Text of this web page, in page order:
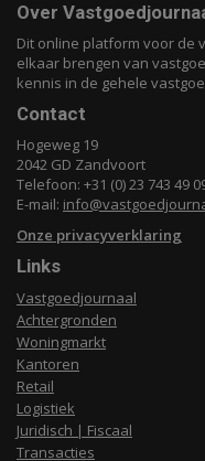
Over
Dit online platform voor de
elkaar brengen van
kennis in de gehele
Contact
Hogeweg 19
2042 GD Zandvoort
Telefoon: +31 (0) 23 743 49
E-mail:
Onze privacyverklaring
Links
Vastgoedjournaal
Achtergronden
Woningmarkt
Kantoren
Retail
Logistiek
Juridisch | Fiscaal
Transacties